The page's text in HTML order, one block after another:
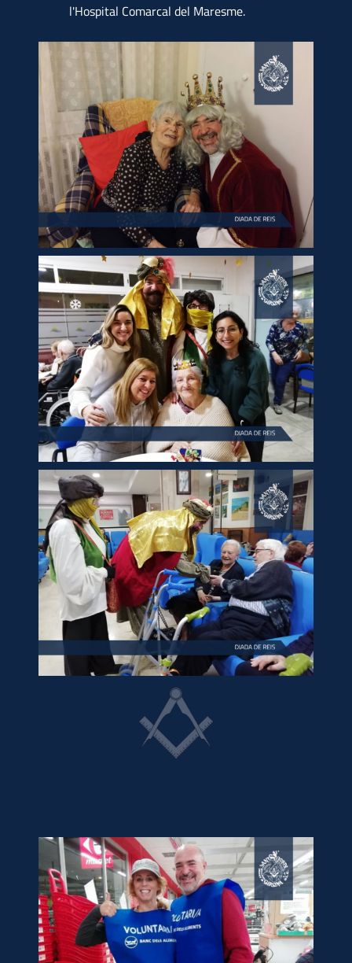
l'Hospital Comarcal del Maresme.